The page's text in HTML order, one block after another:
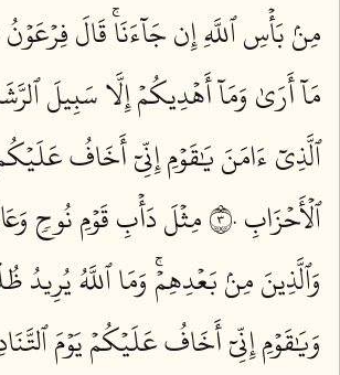
مِنۢ بَأۡسِ ٱللَّهِ إِن جَآءَنَاۚ قَالَ فِرۡعَوۡنُ
مَآ أَرَىٰ وَمَآ أَهۡدِيكُمۡ إِلَّا سَبِيلَ
ٱلَّذِيٓ ءَامَنَ يَٰقَوۡمِ إِنِّيٓ أَخَافُ
ٱلۡأَحۡزَابِ ٣٠
مِثۡلَ دَأۡبِ قَوۡمِ نُوحٖ
وَٱلَّذِينَ مِنۢ بَعۡدِهِمۡۚ وَمَا ٱللَّهُ يُرِيدُ
وَيَٰقَوۡمِ إِنِّيٓ أَخَافُ عَلَيۡكُمۡ يَوۡمَ ٱلتَّنَادِ